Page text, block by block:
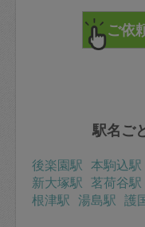
駅名ご
後楽園駅 本駒込駅
新大塚駅 茗荷谷駅
根津駅 湯島駅 護